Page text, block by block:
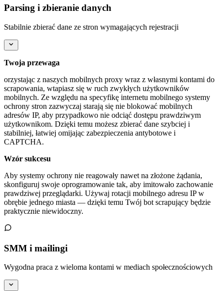
Parsing i zbieranie danych
Stabilnie zbierać dane ze stron wymagających rejestracji
Twoja przewaga
orzystając z naszych mobilnych proxy wraz z własnymi kontami do
scrapowania, wtapiasz się w ruch zwykłych użytkowników
mobilnych. Ze względu na specyfikę internetu mobilnego systemy
ochrony stron zazwyczaj starają się nie blokować mobilnych
adresów IP, aby przypadkowo nie odciąć dostępu prawdziwym
użytkownikom. Dzięki temu możesz zbierać dane szybciej i
stabilniej, łatwiej omijając zabezpieczenia antybotowe i
CAPTCHA.
Wzór sukcesu
Aby systemy ochrony nie reagowały nawet na złożone żądania,
skonfiguruj swoje oprogramowanie tak, aby imitowało zachowanie
prawdziwej przeglądarki. Używaj rotacji mobilnego adresu IP w
obrębie jednego miasta — dzięki temu Twój bot scrapujący będzie
praktycznie niewidoczny.
SMM i mailingi
Wygodna praca z wieloma kontami w mediach społecznościowych